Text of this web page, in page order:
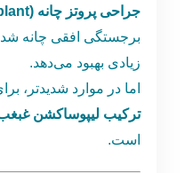
جراحی پروتز چانه (Chin Implant)
برجستگی افقی چانه
زیادی بهبود می‌دهد.
اما در موارد شدیدتر،
ترکیب لیپوساکشن غبغب
است.